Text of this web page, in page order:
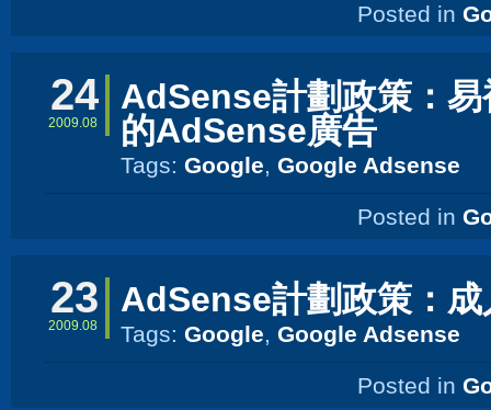
Posted in
24
2009.08
AdSense計劃政策：易
的AdSense廣告
Tags: Google, Google Adsense
Posted in
23
2009.08
AdSense計劃政策：成
Tags: Google, Google Adsense
Posted in